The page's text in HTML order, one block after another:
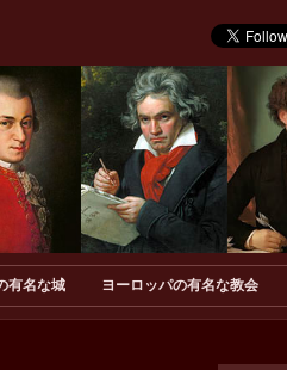
有名な城 ヨーロッパの有名な教会